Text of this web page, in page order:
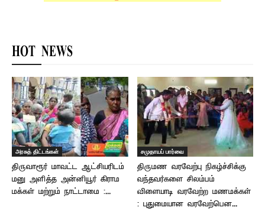
HOT NEWS
அரசுத் திட்டங்கள்
திருவாரூர் மாவட்ட ஆட்சியரிடம்
மனு அளித்த அன்னியூர் கிராம
மக்கள் மற்றும் நாட்டாமை :...
சமுதாயப் பார்வை
திருமண வரவேற்பு நிகழ்ச்சிக்கு
வந்தவர்களை சிலம்பம்
விளையாடி வரவேற்ற மணமக்கள்
: புதுமையான வரவேற்பென...